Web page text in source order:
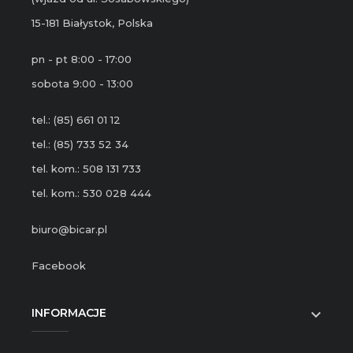
15-181 Białystok, Polska
pn - pt 8:00 - 17:00
sobota 9:00 - 13:00
tel.: (85) 661 01 12
tel.: (85) 733 52 34
tel. kom.: 508 131 733
tel. kom.: 530 028 444
biuro@bicar.pl
Facebook
INFORMACJE 